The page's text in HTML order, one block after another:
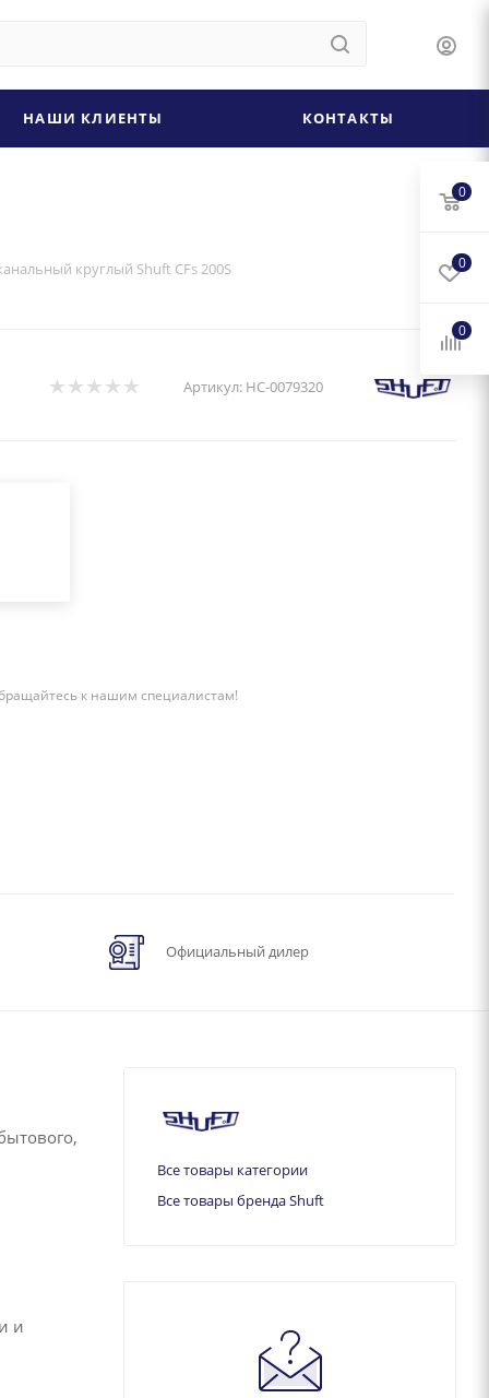
НАШИ КЛИЕНТЫ КОНТАКТЫ
круглый Shuft CFs 200S
Артикул: НС-0079320
к нашим специалистам!
Официальный дилер
и
Все товары категории
Все товары бренда Shuft
0
0
0